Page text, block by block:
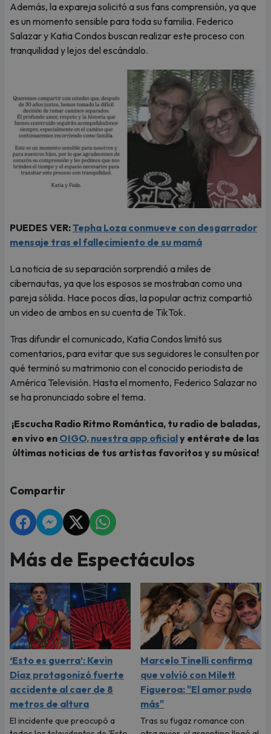
Además, la expareja solicitó a sus fans comprensión, ya que
es un momento sensible para toda su familia. Federico
Salazar y Katia Condos buscan realizar este proceso con
tranquilidad y lejos del escándalo.
PUEDES VER:Tepha Loza conmueve con desgarrador
mensaje tras el fallecimiento de su mamá
La noticia de su separación sorprendió a miles de
cibernautas, ya que los esposos se mostraban como una
pareja sólida. Hace pocos días, la popular actriz compartió
un video de ambos en su cuenta de TikTok.
Tras difundir el comunicado, Katia Condos limitó sus
comentarios, para evitar que sus seguidores le consulten por
qué terminó su matrimonio con el conocido periodista de
América Televisión. Hasta el momento, Federico Salazar no
se ha pronunciado sobre el tema.
¡Escucha Radio Ritmo Romántica, tu radio de baladas,
en vivo en OIGO, nuestra app oficialy entérate de las
últimas noticias de tus artistas favoritos y su música!
Compartir
Más de Espectáculos
‘Esto es guerra’: Kevin
Díaz protagonizó fuerte
accidente al caer de 8
metros de altura
El incidente que preocupó a
Marcelo Tinelli confirma
que volvió con Milett
Figueroa: "El amor pudo
más"
Tras su fugaz romance con